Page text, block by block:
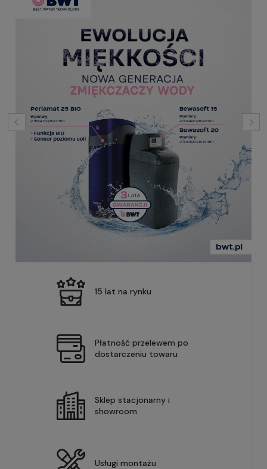
15 lat na rynku
Płatność przelewem po
dostarczeniu towaru
Sklep stacjonarny i
showroom
Usługi montażu